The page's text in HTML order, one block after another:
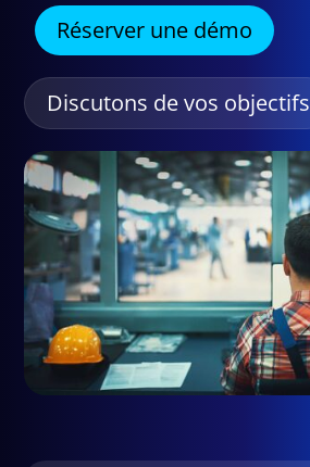
Réserver une démo
Discutons de vos objectifs